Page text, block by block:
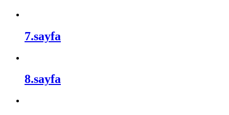
7.sayfa
8.sayfa